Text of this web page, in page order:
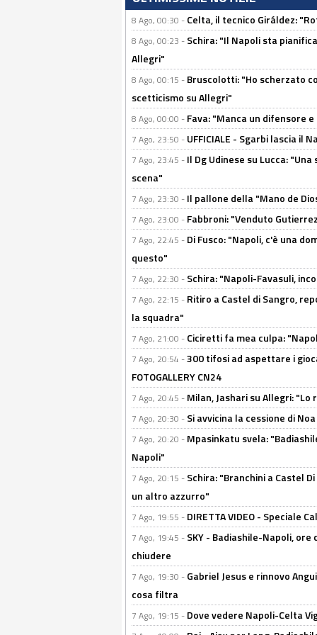
8 Ago, 00:30 - Celta, il tecnico Giráldez:
8 Ago, 00:23 - Schira: "Il Napoli sta
Allegri"
8 Ago, 00:15 - Bruscolotti: "Ho scherzato
scetticismo su Allegri"
8 Ago, 00:00 - Fava: "Manca un difensore
7 Ago, 23:50 - UFFICIALE - Sgarbi lascia il
7 Ago, 23:45 - Il Dg Udinese su Lucca:
scena"
7 Ago, 23:30 - Il pallone della "Mano de
7 Ago, 23:00 - Fabbroni: "Venduto
7 Ago, 22:45 - Di Fusco: "Napoli, c'è una
questo"
7 Ago, 22:30 - Schira: "Napoli-Favasuli,
7 Ago, 22:15 - Ritiro a Castel di Sangro,
la squadra"
7 Ago, 21:00 - Ciciretti fa mea culpa:
7 Ago, 20:54 -300 tifosi ad aspettare i
FOTOGALLERY CN24
7 Ago, 20:45 - Milan, Jashari su Allegri:
7 Ago, 20:30 - Si avvicina la cessione di
7 Ago, 20:20 - Mpasinkatu svela:
Napoli"
7 Ago, 20:15 - Schira: "Branchini a Castel
un altro azzurro"
7 Ago, 19:55 - DIRETTA VIDEO - Speciale
7 Ago, 19:45 - SKY - Badiashile-Napoli,
chiudere
7 Ago, 19:30 - Gabriel Jesus e rinnovo
cosa filtra
7 Ago, 19:15 - Dove vedere Napoli-Celta